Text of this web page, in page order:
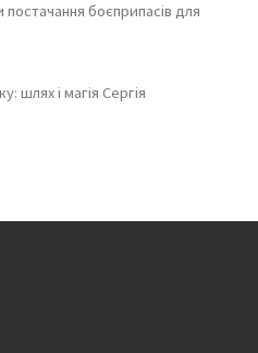
боєприпасів для
шлях і магія Сергія